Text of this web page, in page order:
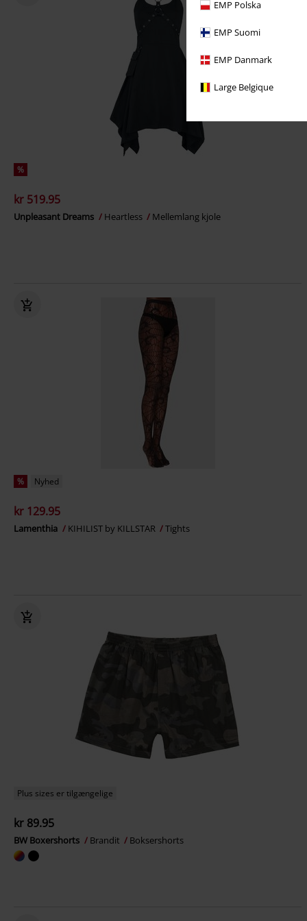
EMP Polska
EMP Suomi
EMP Danmark
Large Belgique
%
kr 519.95
Unpleasant Dreams Heartless Mellemlang kjole
% Nyhed
kr 129.95
Lamenthia KIHILIST by KILLSTAR Tights
Plus sizes er tilgængelige
kr 89.95
BW Boxershorts Brandit Boksershorts